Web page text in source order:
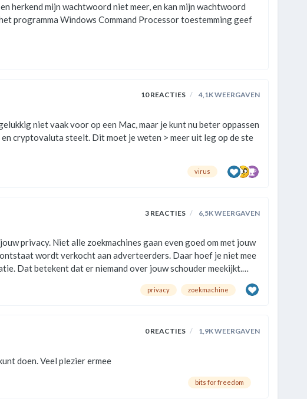
10REACTIES 4,1KWEERGAVEN
> meer uit leg op de ste
virus
3 REACTIES 6,5KWEERGAVEN
om met jouw
wordt verkocht aan adverteerders. Daar hoef je niet mee
Dat betekent dat er niemand over jouw schouder meekijkt.
privacy zoekmachine
0REACTIES 1,9KWEERGAVEN
https://toolbox.bitsoffreedom.nl/overzicht/ Hier heb je een hele overzicht hoe je alles zo veilig mogelijk kunt doen. Veel plezier ermee
bits for freedom